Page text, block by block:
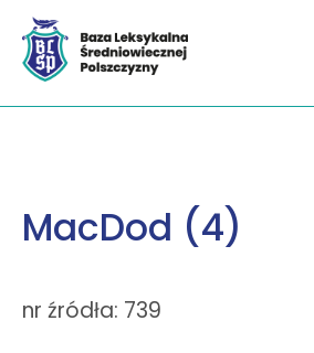
MacDod (4)
nr źródła: 739